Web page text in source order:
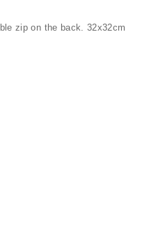
zip on the back. 32x32cm